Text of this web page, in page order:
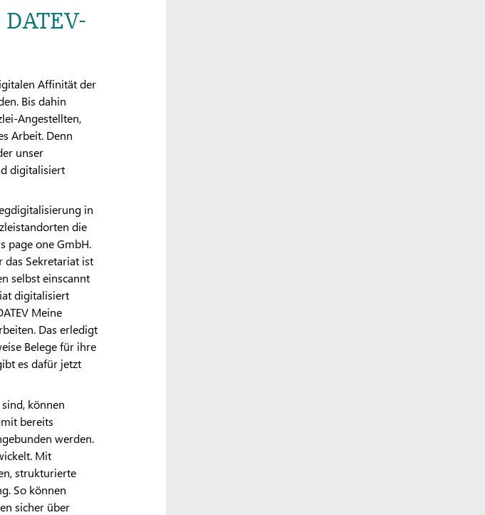
Affinität der
Bis dahin
Angestellten,
Arbeit. Denn
unser
digitalisiert
in
die
page one GmbH.
das Sekretariat ist
selbst einscannt
digitalisiert
Meine
Das erledigt
Belege für ihre
es dafür jetzt
können
bereits
werden.
Mit
strukturierte
So können
sicher über